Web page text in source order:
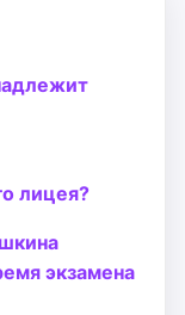
лицея?
экзамена